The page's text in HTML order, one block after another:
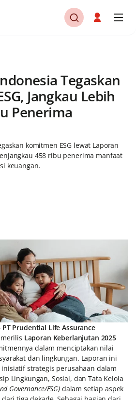
Tegaskan
Jangkau Lebih
Penerima
komitmen ESG lewat Laporan
458 ribu penerima manfaat
keuangan.
PT Prudential Life Assurance
Laporan Keberlanjutan 2025
dalam menciptakan nilai
dan lingkungan. Laporan ini
strategis perusahaan dalam
Lingkungan, Sosial, dan Tata Kelola
Governance/ESG)dalam setiap aspek